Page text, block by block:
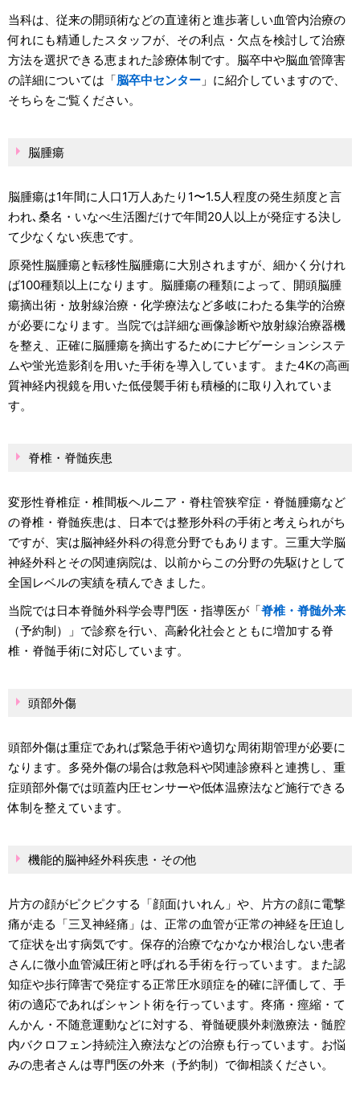
当科は、従来の開頭術などの直達術と進歩著しい血管内治療の
何れにも精通したスタッフが、その利点・欠点を検討して治療
方法を選択できる恵まれた診療体制です。脳卒中や脳血管障害
の詳細については「脳卒中センター 」に紹介していますので、
そちらをご覧ください。
脳腫瘍
脳腫瘍は1年間に人口1万人あたり1〜1.5人程度の発生頻度と言
われ､桑名・いなべ生活圏だけで年間20人以上が発症する決し
て少なくない疾患です。
原発性脳腫瘍と転移性脳腫瘍に大別されますが、細かく分けれ
ば100種類以上になります。脳腫瘍の種類によって、開頭脳腫
瘍摘出術・放射線治療・化学療法など多岐にわたる集学的治療
が必要になります。当院では詳細な画像診断や放射線治療器機
を整え、正確に脳腫瘍を摘出するためにナビゲーションシステ
ムや蛍光造影剤を用いた手術を導入しています。また4Kの高画
質神経内視鏡を用いた低侵襲手術も積極的に取り入れていま
す。
脊椎・脊髄疾患
変形性脊椎症・椎間板ヘルニア・脊柱管狭窄症・脊髄腫瘍など
の脊椎・脊髄疾患は、日本では整形外科の手術と考えられがち
ですが、実は脳神経外科の得意分野でもあります。三重大学脳
神経外科とその関連病院は、以前からこの分野の先駆けとして
全国レベルの実績を積んできました。
当院では日本脊髄外科学会専門医・指導医が「脊椎・脊髄外来
（予約制）」で診察を行い、高齢化社会とともに増加する脊
椎・脊髄手術に対応しています。
頭部外傷
頭部外傷は重症であれば緊急手術や適切な周術期管理が必要に
なります。多発外傷の場合は救急科や関連診療科と連携し、重
症頭部外傷では頭蓋内圧センサーや低体温療法など施行できる
体制を整えています。
機能的脳神経外科疾患・その他
片方の顔がピクピクする「顔面けいれん」や、片方の顔に電撃
痛が走る「三叉神経痛」は、正常の血管が正常の神経を圧迫し
て症状を出す病気です。保存的治療でなかなか根治しない患者
さんに微小血管減圧術と呼ばれる手術を行っています。また認
知症や歩行障害で発症する正常圧水頭症を的確に評価して、手
術の適応であればシャント術を行っています。疼痛・痙縮・て
んかん・不随意運動などに対する、脊髄硬膜外刺激療法・髄腔
内バクロフェン持続注入療法などの治療も行っています。お悩
みの患者さんは専門医の外来（予約制）で御相談ください。